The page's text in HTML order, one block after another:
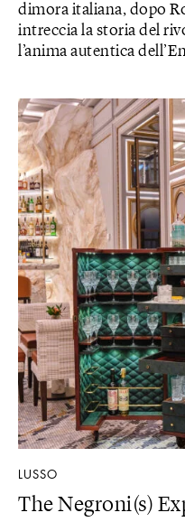
dimora italiana, dopo
intreccia la storia del
l’anima autentica
LUSSO
The Negroni(s)